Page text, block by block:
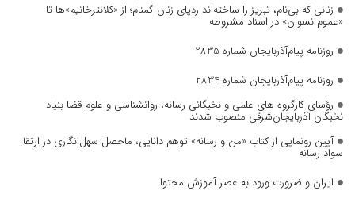
زنانی که بی‌نام، تبریز را ساخته‌اند ردپای زنان گمنام؛ از «کلانترخانیم»ها تا
«عموم نسوان» در اسناد مشروطه
روزنامه پیام‌آذربایجان شماره 2835
روزنامه پیام‌آذربایجان شماره 2834
رؤسای کارگروه های علمی و نخبگانی رسانه، روانشناسی و علوم قضا بنیاد
نخبگان آذربایجان‌شرقی منصوب شدند
آیین رونمایی از کتاب «من و رسانه» توهم دانایی، ماحصل سهل‌انگاری در ارتقا
سواد رسانه
ایران و ضرورت ورود به عصر آموزش محتوا